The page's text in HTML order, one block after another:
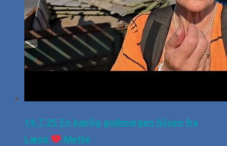
19.7.25 En kærlig godmorgen hilsen fra
Læsø
Mette